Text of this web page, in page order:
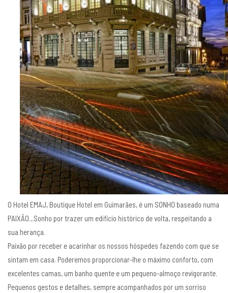
O Hotel EMAJ, Boutique Hotel em Guimarães, é um SONHO baseado numa
PAIXÃO…Sonho por trazer um edifício histórico de volta, respeitando a
sua herança.
Paixão por receber e acarinhar os nossos hóspedes fazendo com que se
sintam em casa. Poderemos proporcionar-lhe o máximo conforto, com
excelentes camas, um banho quente e um pequeno-almoço revigorante.
Pequenos gestos e detalhes, sempre acompanhados por um sorriso